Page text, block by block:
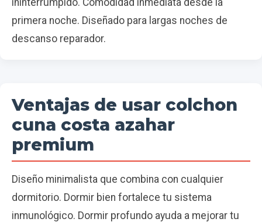
primera noche. Diseñado para largas noches de
descanso reparador.
Ventajas de usar colchon
cuna costa azahar
premium
Diseño minimalista que combina con cualquier
dormitorio. Dormir bien fortalece tu sistema
inmunológico. Dormir profundo ayuda a mejorar tu